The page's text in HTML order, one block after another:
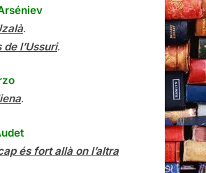
.
de l’Ussuri.
.
és fort allà on l’altra